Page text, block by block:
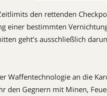
den rettenden
einer bestimmten
geht’s ausschließlich
Waffentechnologie an die
den Gegnern mit Minen,